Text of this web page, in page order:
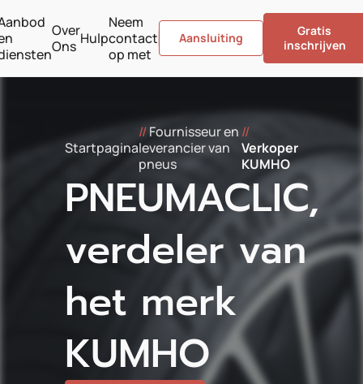
Over
Ons Hulp
Neem
contact
op met
Aansluiting
Gratis
inschrijven
Startpagina
//Fournisseur en
leverancier van
pneus
//
Verkoper
KUMHO
PNEUMACLIC,
verdeler van
het merk
KUMHO